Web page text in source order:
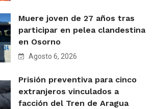
Muere joven de 27 años tras
participar en pelea clandestina
en Osorno
Agosto 6, 2026
Prisión preventiva para cinco
extranjeros vinculados a
facción del Tren de Aragua